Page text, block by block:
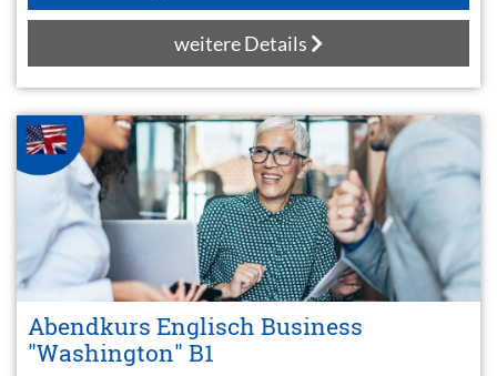
weitere Details
Abendkurs Englisch Business
"Washington" B1